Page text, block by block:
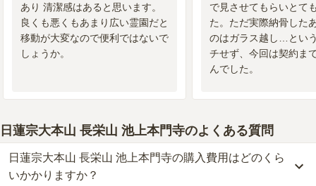
交通利便性 2.0
送迎バスや、公共的なバスもなく、東急電鉄池上線で15分程歩
くので、年々しんどくなる。駐車場は有るがお墓から10分弱は
歩くので便利があまり良くないことと、我が家は現在車を保有
設備・環境 3.0
なく年配の方などはタクシーを使うことが多くなります。お寺
さんで法要など出来る大広間もあるので、人数が多くなっても
大丈夫なので安心です。
あり 清潔感はあると思います。
良くも悪くもあまり広い霊園だと
移動が大変なので便利ではないで
しょうか。
で見させてもらいとて
た。ただ実際納骨した
のはガラス越し…とい
チせず、今回は契約ま
んでした。
日蓮宗大本山 長栄山 池上本門寺のよくある質問
日蓮宗大本山 長栄山 池上本門寺の購入費用はどのくら
いかかりますか？